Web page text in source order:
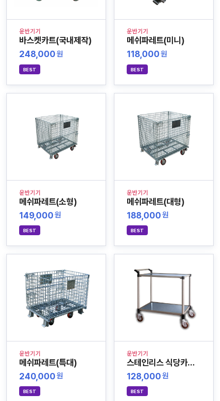
운반기기
바스켓카트(국내제작)
248,000원
BEST
운반기기
메쉬파레트(미니)
118,000원
BEST
운반기기
메쉬파레트(소형)
149,000원
BEST
운반기기
메쉬파레트(대형)
188,000원
BEST
운반기기
메쉬파레트(특대)
240,000원
BEST
운반기기
스테인리스 식당카트 (신형조립방식)
128,000원
BEST